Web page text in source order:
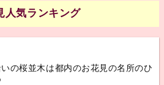
人気ランキング
いの桜並木は都内のお花見の名所のひ